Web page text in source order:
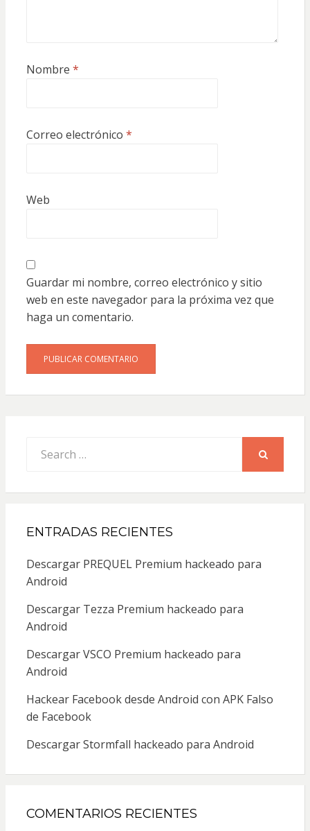
Nombre *
Correo electrónico *
Web
Guardar mi nombre, correo electrónico y sitio
web en este navegador para la próxima vez que
haga un comentario.
for:
ENTRADAS RECIENTES
Descargar PREQUEL Premium hackeado para
Android
Descargar Tezza Premium hackeado para
Android
Descargar VSCO Premium hackeado para
Android
Hackear Facebook desde Android con APK Falso
de Facebook
Descargar Stormfall hackeado para Android
COMENTARIOS RECIENTES